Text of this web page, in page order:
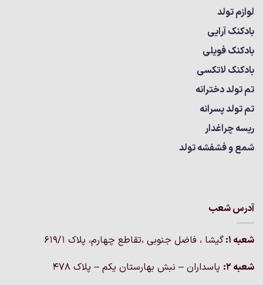
لوازم تولد
بادکنک آرایی
بادکنک فویلی
بادکنک لاتکسی
تم تولد دخترانه
تم تولد پسرانه
ریسه چراغدار
شمع و فشفشه تولد
آدرس شعب
شعبه 1:
گيشا ، فاضل جنوبی ،تقاطع چهارم، پلاک 619/1
شعبه 2:
پاسداران – نبش بهارستان یکم – پلاک ۴۷۸